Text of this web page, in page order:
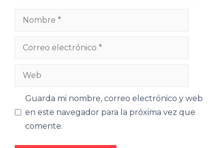
Nombre
Correo
Web
Guarda mi nombre, correo electrónico y web
en este navegador para la próxima vez que
comente.